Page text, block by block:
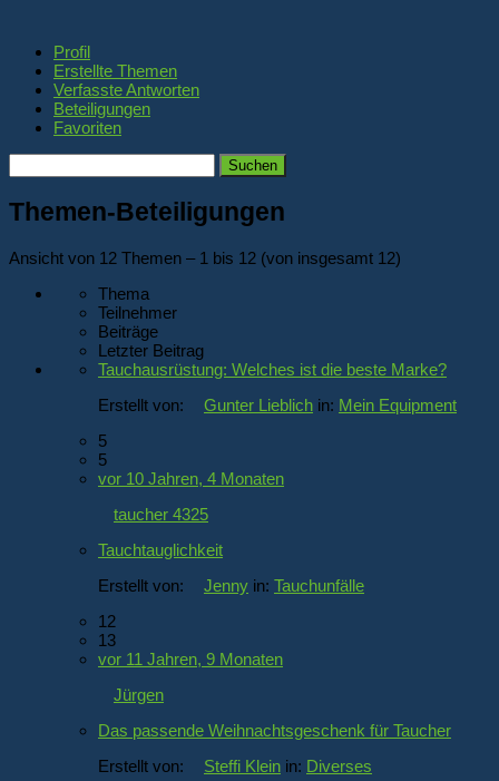
Profil
Erstellte Themen
Verfasste Antworten
Beteiligungen
Favoriten
suchen:
Themen-Beteiligungen
Ansicht von 12 Themen – 1 bis 12 (von insgesamt 12)
Thema
Teilnehmer
Beiträge
Letzter Beitrag
Tauchausrüstung: Welches ist die beste Marke?
Erstellt von:
Gunter Lieblich in: Mein Equipment
5
5
vor 10 Jahren, 4 Monaten
taucher 4325
Tauchtauglichkeit
Erstellt von:
Jenny in: Tauchunfälle
12
13
vor 11 Jahren, 9 Monaten
Jürgen
Das passende Weihnachtsgeschenk für Taucher
Erstellt von:
Steffi Klein in: Diverses